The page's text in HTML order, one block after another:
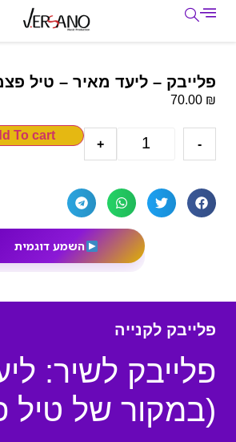
פלייבק – ליעד מאיר – טיל
70.00 ₪
-
+
To cart
השמע דוגמית
פלייבק לקנייה
פלייבק לשיר:
(במקור של טיל